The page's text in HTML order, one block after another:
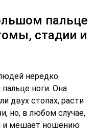
пальце
стадии и
нередко
ноги. Она
двух стопах, расти
но, в любом случае,
и мешает ношению